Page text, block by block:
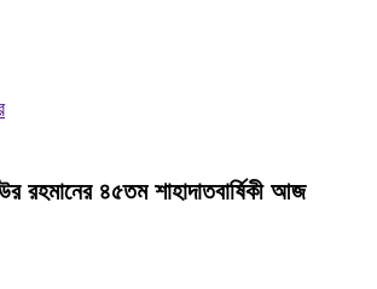
রহমানের ৪৫তম শাহাদাতবার্ষিকী আজ